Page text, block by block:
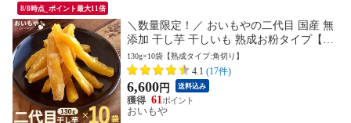
8/8時点_ポイント最大11倍
＼数量限定！／ おいもやの二代目 国産 無
添加 干し芋 干しいも 熟成お粉タイプ【13
0g×10袋セット】さつまいも ほしいも ほし
いも 角切り 平切り 送料無料 個包装 静岡
スイーツ 訳あり 和菓子 お菓子 人気 ※ご
指定日にお届け
130g×10袋【熟成タイプ:角切り】
4.1 (17件)
6,600円 送料込み
61
おいもや